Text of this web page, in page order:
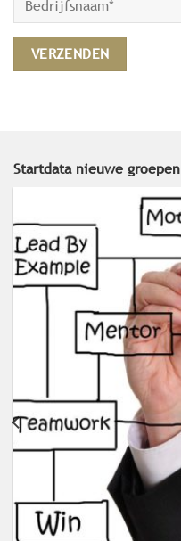
Startdata nieuwe groepen